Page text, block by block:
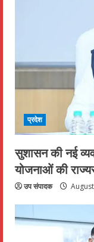
प्रदेश
सुशासन की नई
योजनाओं की
उप संपादक